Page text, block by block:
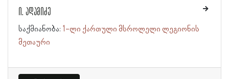
ი. ადამიძე
საქმიანობა: 1-ლი ქართული მსროლელი ლეგიონის
მეთაური